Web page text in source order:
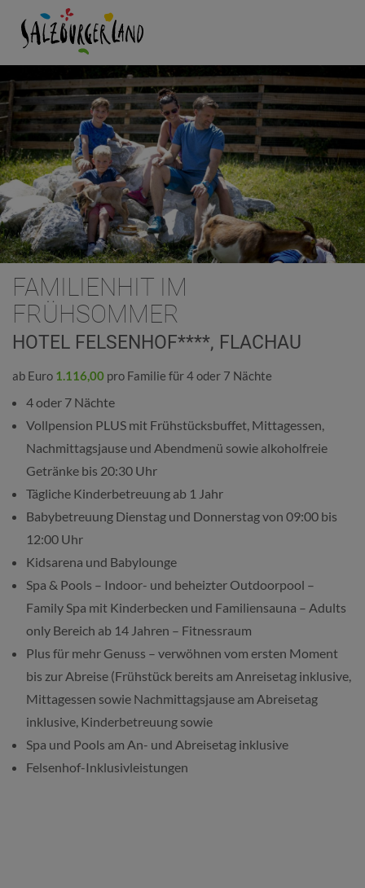
FAMILIENHIT IM
FRÜHSOMMER
HOTEL FELSENHOF****, FLACHAU
ab Euro 1.116,00 pro Familie für 4 oder 7 Nächte
4 oder 7 Nächte
Vollpension PLUS mit Frühstücksbuffet, Mittagessen,
Nachmittagsjause und Abendmenü sowie alkoholfreie
Getränke bis 20:30 Uhr
Tägliche Kinderbetreuung ab 1 Jahr
Babybetreuung Dienstag und Donnerstag von 09:00 bis
12:00 Uhr
Kidsarena und Babylounge
Spa & Pools – Indoor- und beheizter Outdoorpool –
Family Spa mit Kinderbecken und Familiensauna – Adults
only Bereich ab 14 Jahren – Fitnessraum
Plus für mehr Genuss – verwöhnen vom ersten Moment
bis zur Abreise (Frühstück bereits am Anreisetag inklusive,
Mittagessen sowie Nachmittagsjause am Abreisetag
inklusive, Kinderbetreuung sowie
Spa und Pools am An- und Abreisetag inklusive
Felsenhof-Inklusivleistungen